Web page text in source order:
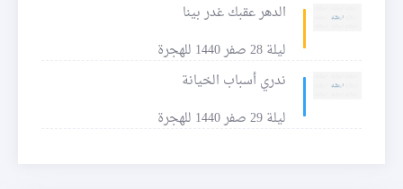
الدهر عقبك غدر بينا
ليلة 28 صفر 1440 للهجرة
ندري أسباب الخيانة
ليلة 29 صفر 1440 للهجرة